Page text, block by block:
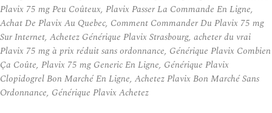
Plavix 75 mg Peu Coûteux, Plavix Passer La Commande En Ligne,
Achat De Plavix Au Quebec, Comment Commander Du Plavix 75 mg
Sur Internet, Achetez Générique Plavix Strasbourg, acheter du vrai
Plavix 75 mg à prix réduit sans ordonnance, Générique Plavix Combien
Ça Coûte, Plavix 75 mg Generic En Ligne, Générique Plavix
Clopidogrel Bon Marché En Ligne, Achetez Plavix Bon Marché Sans
Ordonnance, Générique Plavix Achetez